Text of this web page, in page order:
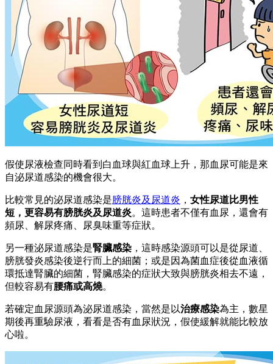
假使尿液檢查同時看到白血球與紅血球上升，那血尿可能是來
自泌尿道感染的機會很大。
比較常見的泌尿道感染是膀胱炎及尿道炎 ， 女性尿道比男性
短，更容易有膀胱炎及尿道炎。這時患者不僅有血尿，還會有
頻尿、解尿疼痛、尿臭味重等症狀。
另一種泌尿道感染是腎臟感染 ，這時感染源頭可以是從尿道、
膀胱發炎感染後逆行而上的細菌；或是因為菌血症後從血液循
環抵達腎臟的細菌，腎臟感染的症狀大致與膀胱炎相去不遠，
但較容易有腰痛或高燒。
若確定血尿源頭為泌尿道感染，當然是以治療感染為主，數星
期後再重驗尿液，看看是否有血尿狀況，假使緩解就能比較放
心啦。